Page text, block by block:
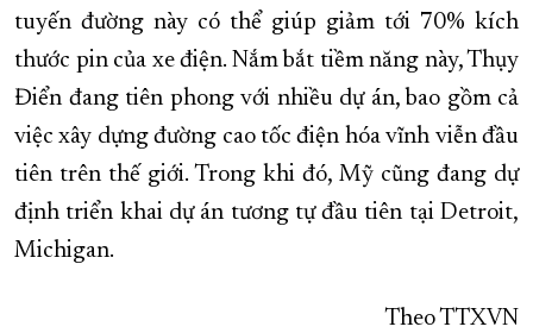
tuyến đường này có thể giúp giảm tới 70% kích
thước pin của xe điện. Nắm bắt tiềm năng này, Thụy
Điển đang tiên phong với nhiều dự án, bao gồm cả
việc xây dựng đường cao tốc điện hóa vĩnh viễn đầu
tiên trên thế giới. Trong khi đó, Mỹ cũng đang dự
định triển khai dự án tương tự đầu tiên tại Detroit,
Michigan.
Theo TTXVN